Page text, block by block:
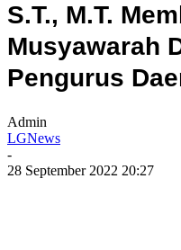
S.T., M.T.
Musyawarah
Pengurus
Admin
LGNews
-
28 September 2022 20:27